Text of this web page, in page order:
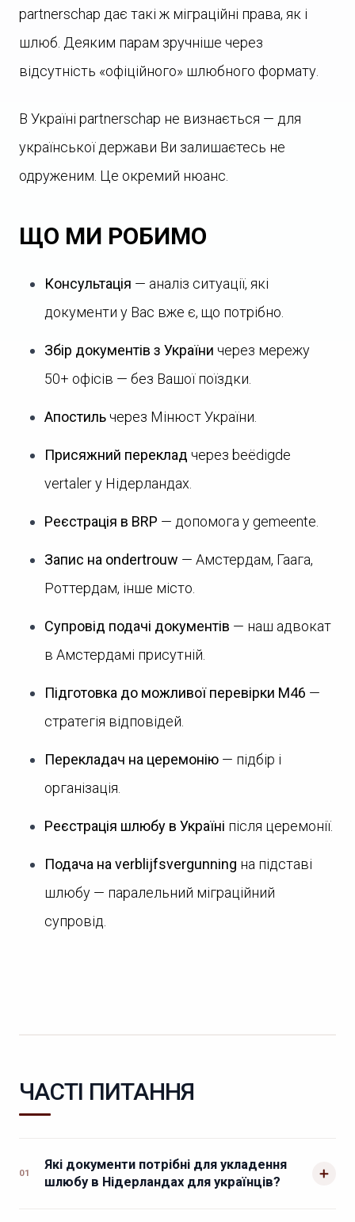
partnerschap дає такі ж міграційні права, як і
шлюб. Деяким парам зручніше через
відсутність «офіційного» шлюбного формату.
В Україні partnerschap не визнається — для
української держави Ви залишаєтесь не
одруженим. Це окремий нюанс.
ЩО МИ РОБИМО
Консультація — аналіз ситуації, які
документи у Вас вже є, що потрібно.
Збір документів з України через мережу
50+ офісів — без Вашої поїздки.
Апостильчерез Мінюст України.
Присяжний переклад через beëdigde
vertaler у Нідерландах.
Реєстрація в BRP — допомога у gemeente.
Запис на ondertrouw — Амстердам, Гаага,
Роттердам, інше місто.
Супровід подачі документів — наш адвокат
в Амстердамі присутній.
Підготовка до можливої перевірки M46 —
стратегія відповідей.
Перекладач на церемонію — підбір і
організація.
Реєстрація шлюбу в Україні після церемонії.
Подача на verblijfsvergunning на підставі
шлюбу — паралельний міграційний
супровід.
ЧАСТІ ПИТАННЯ
01
Які документи потрібні для укладення
шлюбу в Нідерландах для українців?